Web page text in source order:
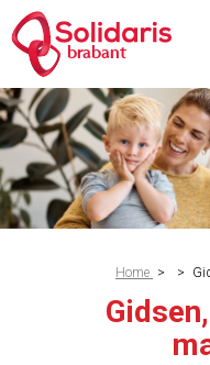
Skip
to
main
content
brabant
Breadcrumb
Home > >